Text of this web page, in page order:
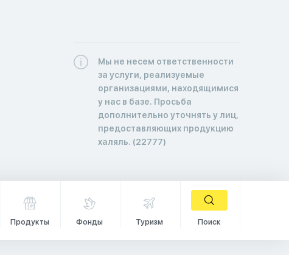
Мы не несем ответственности
за услуги, реализуемые
организациями, находящимися
у нас в базе. Просьба
дополнительно уточнять у лиц,
предоставляющих продукцию
халяль. (22777)
Продукты Фонды Туризм Поиск